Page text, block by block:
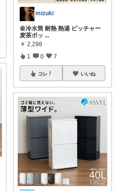
mizuki
🌼冷水筒 耐熱 熱湯 ピッチャー
麦茶ポッ ...
￥ 2,298
1 0 7
コレ いいね